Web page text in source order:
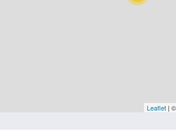
Oberösterreich
VorarlbergLeaflet | ©